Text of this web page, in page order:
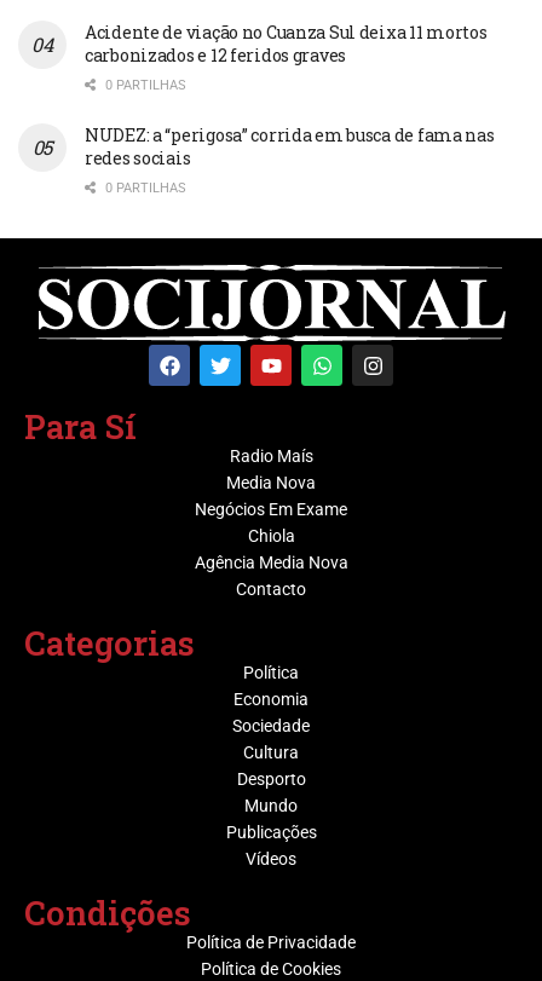
Acidente de viação no Cuanza Sul deixa 11 mortos
carbonizados e 12 feridos graves
0 PARTILHAS
NUDEZ: a “perigosa” corrida em busca de fama nas
redes sociais
0 PARTILHAS
Para Sí
Radio Maís
Media Nova
Negócios Em Exame
Chiola
Agência Media Nova
Contacto
Categorias
Política
Economia
Sociedade
Cultura
Desporto
Mundo
Publicações
Vídeos
Condições
Política de Privacidade
Política de Cookies